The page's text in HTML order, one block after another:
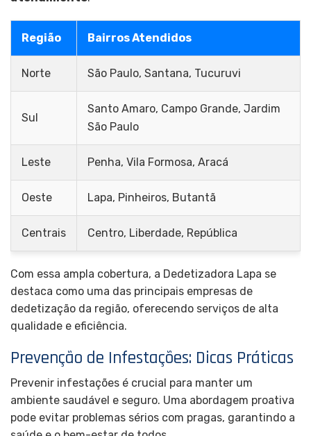
Região Bairros Atendidos
Norte São Paulo, Santana, Tucuruvi
Sul
Santo Amaro, Campo Grande, Jardim
São Paulo
Leste Penha, Vila Formosa, Aracá
Oeste Lapa, Pinheiros, Butantã
Centrais Centro, Liberdade, República
Com essa ampla cobertura, a Dedetizadora Lapa se
destaca como uma das principais empresas de
dedetização da região, oferecendo serviços de alta
qualidade e eficiência.
Prevenção de Infestações: Dicas Práticas
Prevenir infestações é crucial para manter um
ambiente saudável e seguro. Uma abordagem proativa
pode evitar problemas sérios com pragas, garantindo a